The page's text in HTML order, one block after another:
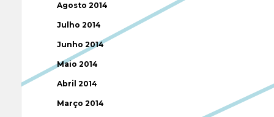
Agosto 2014
Julho 2014
Junho 2014
Maio 2014
Abril 2014
Março 2014